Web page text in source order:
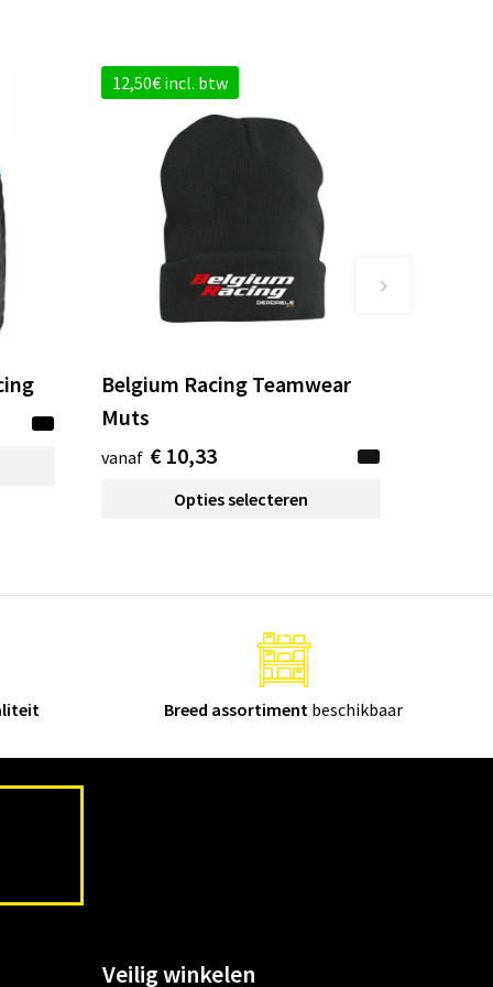
12,50€ incl. btw
Belgium Racing Teamwear
Muts
vanaf € 10,33
Opties selecteren
Breed assortiment beschikbaar
Veilig winkelen